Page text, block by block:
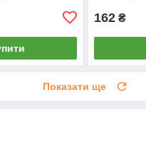
162 ₴
Показати ще